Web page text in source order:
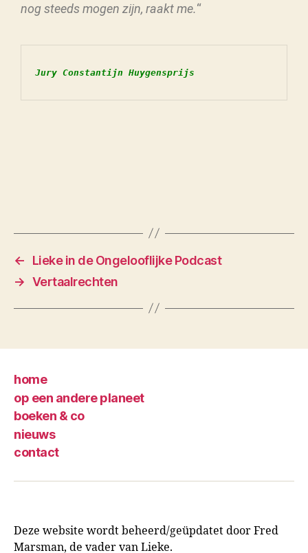
nog steeds mogen zijn, raakt me.“
Jury Constantijn Huygensprijs
←
Lieke in de Ongelooflijke Podcast
→ Vertaalrechten
home
op een andere planeet
boeken & co
nieuws
contact
Deze website wordt beheerd/geüpdatet door Fred
Marsman, de vader van Lieke.